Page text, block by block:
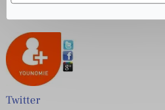
Twitter